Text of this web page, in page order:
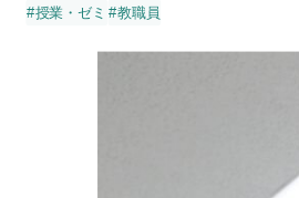
#授業・ゼミ #教職員